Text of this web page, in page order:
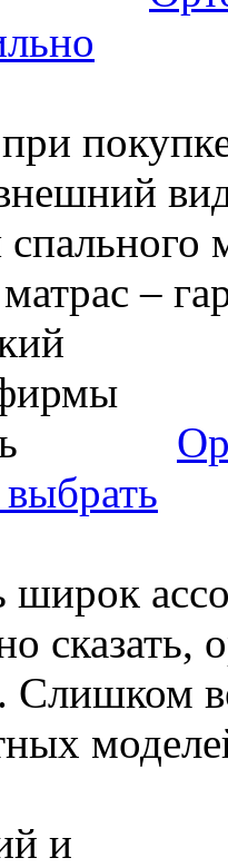
–
широк
сказать,